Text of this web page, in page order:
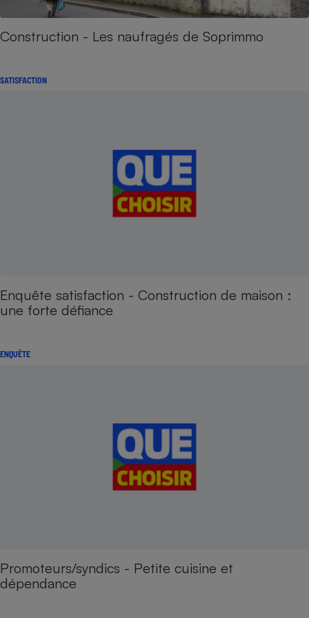
Construction - Les naufragés de Soprimmo
SATISFACTION
Enquête satisfaction - Construction de maison :
une forte défiance
ENQUÊTE
Promoteurs/syndics - Petite cuisine et
dépendance